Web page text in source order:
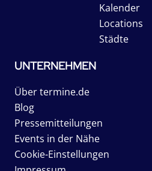
Kalender
Locations
Städte
UNTERNEHMEN
Über termine.de
Blog
Pressemitteilungen
Events in der Nähe
Cookie-Einstellungen